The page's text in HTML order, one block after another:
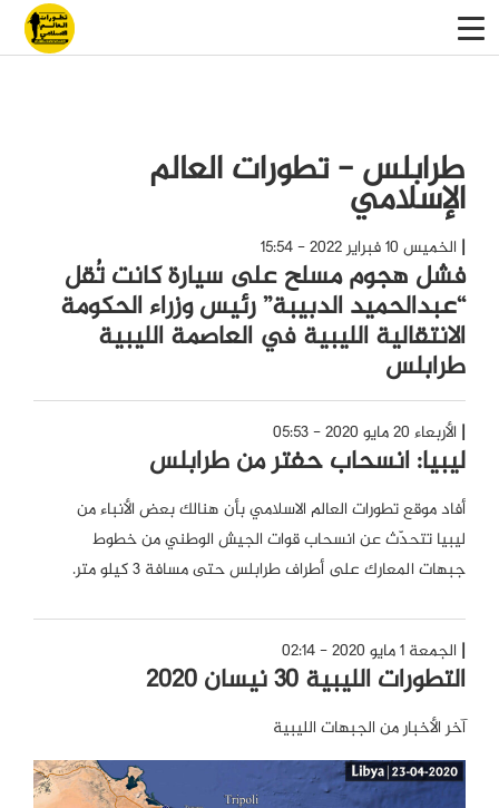
طرابلس - تطورات العالم
الإسلامي
الخميس 10 فبراير 2022 - 15:54
فشل هجوم مسلح على سيارة كانت تُقل
“عبدالحميد الدبيبة” رئيس وزراء الحكومة
الانتقالية الليبية في العاصمة الليبية
طرابلس
الأربعاء 20 مايو 2020 - 05:53
ليبيا: انسحاب حفتر من طرابلس
أفاد موقع تطورات العالم الاسلامي بأن هنالك بعض الأنباء من
ليبيا تتحدّث عن انسحاب قوات الجيش الوطني من خطوط
جبهات المعارك على أطراف طرابلس حتى مسافة 3 كيلو متر.
الجمعة 1 مايو 2020 - 02:14
التطورات الليبية 30 نيسان 2020
آخر الأخبار من الجبهات الليبية